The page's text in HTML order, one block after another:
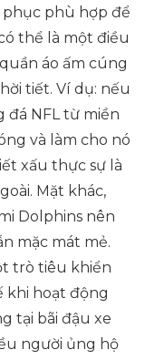
phục phù hợp để
thể là một điều
áo ấm cúng
tiết. Ví dụ: nếu
đá NFL từ miền
và làm cho nó
xấu thực sự là
Mặt khác,
Dolphins nên
mặc mát mẻ.
trò tiêu khiển
khi hoạt động
tại bãi đậu xe
người ủng hộ